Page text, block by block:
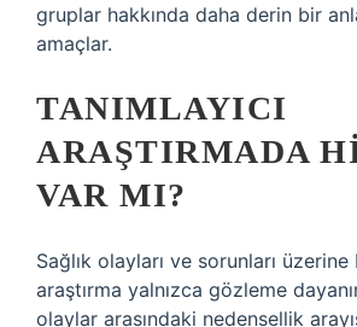
gruplar hakkında daha derin bir
amaçlar.
TANIMLAYICI
ARAŞTIRMADA
VAR MI?
Sağlık olayları ve sorunları
araştırma yalnızca gözleme
olaylar arasındaki nedensellik